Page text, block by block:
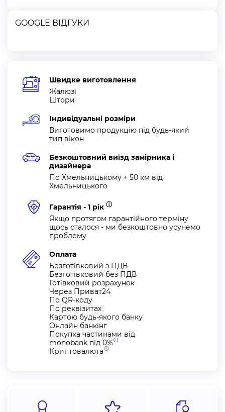
GOOGLE ВІДГУКИ
Швидке виготовлення
Жалюзі
Штори
Індивідуальні розміри
Виготовимо продукцію під будь-який
тип вікон
Безкоштовний виїзд замірника і
дизайнера
По Хмельницькому + 50 км від
Хмельницького
Гарантія - 1 рік ⓘ
Якщо протягом гарантійного терміну
щось сталося - ми безкоштовно усунемо
проблему
Оплата
Безготівковий з ПДВ
Безготівковий без ПДВ
Готівковий розрахунок
Через Приват24
По QR-коду
По реквізитах
Картою будь-якого банку
Онлайн банкінг
Покупка частинами від
monobank під 0%
Криптовалюта